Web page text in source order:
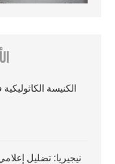
الكنيسة
نيجيريا: تضليل